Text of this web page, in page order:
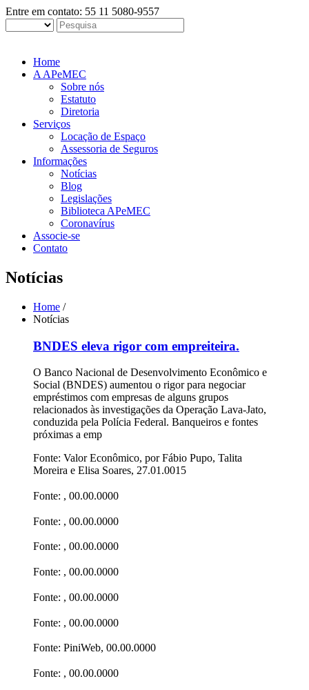
Entre em contato: 55 11 5080-9557
Home
A APeMEC
Sobre nós
Estatuto
Diretoria
Serviços
Locação de Espaço
Assessoria de Seguros
Informações
Notícias
Blog
Legislações
Biblioteca APeMEC
Coronavírus
Associe-se
Contato
Notícias
Home /
Notícias
BNDES eleva rigor com empreiteira.
O Banco Nacional de Desenvolvimento Econômico e
Social (BNDES) aumentou o rigor para negociar
empréstimos com empresas de alguns grupos
relacionados às investigações da Operação Lava-Jato,
conduzida pela Polícia Federal. Banqueiros e fontes
próximas a emp
Fonte: Valor Econômico, por Fábio Pupo, Talita
Moreira e Elisa Soares, 27.01.0015
Fonte: , 00.00.0000
Fonte: , 00.00.0000
Fonte: , 00.00.0000
Fonte: , 00.00.0000
Fonte: , 00.00.0000
Fonte: , 00.00.0000
Fonte: PiniWeb, 00.00.0000
Fonte: , 00.00.0000